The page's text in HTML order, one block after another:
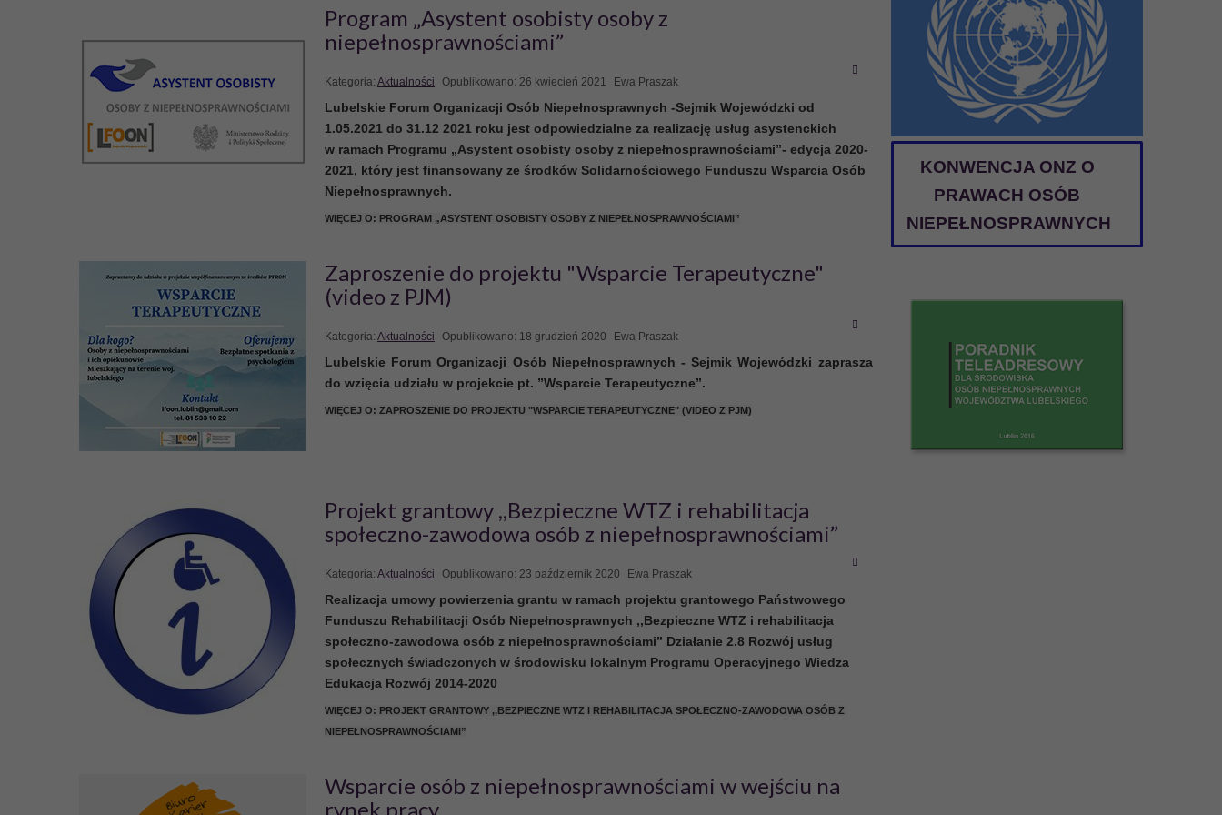
Program „Asystent osobisty osoby z
niepełnosprawnościami”
Kategoria: Aktualności Opublikowano: 26 kwiecień 2021 Ewa Praszak
Lubelskie Forum Organizacji Osób Niepełnosprawnych -Sejmik Wojewódzki od
1.05.2021 do 31.12 2021 roku jest odpowiedzialne za realizację usług asystenckich
w ramach Programu „Asystent osobisty osoby z niepełnosprawnościami”- edycja 2020-
2021, który jest finansowany ze środków Solidarnościowego Funduszu Wsparcia Osób
Niepełnosprawnych.
WIĘCEJ O: PROGRAM „ASYSTENT OSOBISTY OSOBY Z NIEPEŁNOSPRAWNOŚCIAMI”
Zaproszenie do projektu "Wsparcie Terapeutyczne"
(video z PJM)
Kategoria: Aktualności Opublikowano: 18 grudzień 2020 Ewa Praszak
Lubelskie Forum Organizacji Osób Niepełnosprawnych - Sejmik Wojewódzki zaprasza
do wzięcia udziału w projekcie pt. ”Wsparcie Terapeutyczne”.
WIĘCEJ O: ZAPROSZENIE DO PROJEKTU "WSPARCIE TERAPEUTYCZNE" (VIDEO Z PJM)
Projekt grantowy ,,Bezpieczne WTZ i rehabilitacja
społeczno-zawodowa osób z niepełnosprawnościami”
Kategoria: Aktualności Opublikowano: 23 październik 2020 Ewa Praszak
Realizacja umowy powierzenia grantu w ramach projektu grantowego Państwowego
Funduszu Rehabilitacji Osób Niepełnosprawnych ,,Bezpieczne WTZ i rehabilitacja
społeczno-zawodowa osób z niepełnosprawnościami” Działanie 2.8 Rozwój usług
społecznych świadczonych w środowisku lokalnym Programu Operacyjnego Wiedza
Edukacja Rozwój 2014-2020
WIĘCEJ O: PROJEKT GRANTOWY ,,BEZPIECZNE WTZ I REHABILITACJA SPOŁECZNO-ZAWODOWA OSÓB Z
NIEPEŁNOSPRAWNOŚCIAMI”
Wsparcie osób z niepełnosprawnościami w wejściu na
rynek pracy
KONWENCJA ONZ O
PRAWACH OSÓB
NIEPEŁNOSPRAWNYCH